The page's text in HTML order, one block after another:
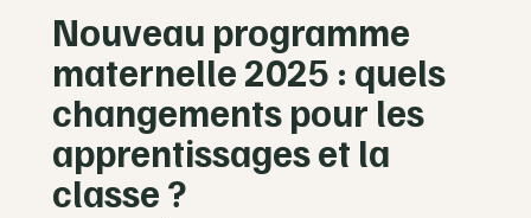
Nouveau programme
maternelle 2025 : quels
changements pour les
apprentissages et la
classe ?